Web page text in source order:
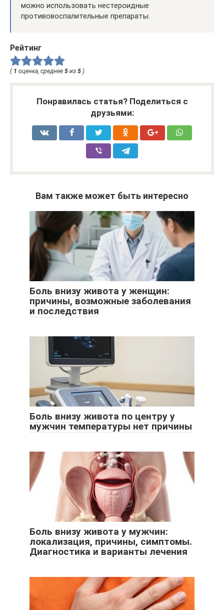
можно использовать нестероидные
противовоспалительные препараты.
Рейтинг
( 1 оценка, среднее 5 из 5 )
Понравилась статья? Поделиться с
друзьями:
Вам также может быть интересно
Боль внизу живота у женщин:
причины, возможные заболевания
и последствия
Боль внизу живота по центру у
мужчин температуры нет причины
Боль внизу живота у мужчин:
локализация, причины, симптомы.
Диагностика и варианты лечения